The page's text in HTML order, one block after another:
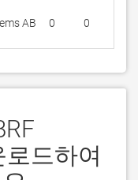
AB 0 0
드하여